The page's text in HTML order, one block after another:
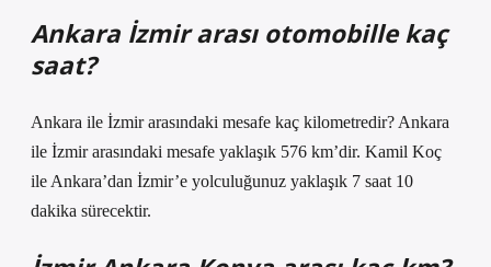
Ankara İzmir arası otomobille kaç
saat?
Ankara ile İzmir arasındaki mesafe kaç kilometredir? Ankara
ile İzmir arasındaki mesafe yaklaşık 576 km’dir. Kamil Koç
ile Ankara’dan İzmir’e yolculuğunuz yaklaşık 7 saat 10
dakika sürecektir.